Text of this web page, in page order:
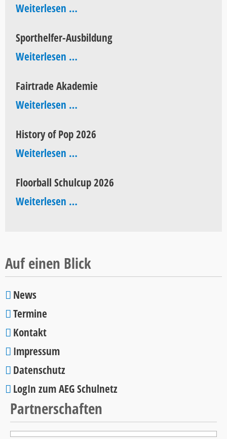
Weiterlesen …bergwärts
Sporthelfer-Ausbildung
Weiterlesen …Sporthelfer-
Fairtrade Akademie
Weiterlesen …Fairtrade
History of Pop 2026
Weiterlesen …History
Pop
2026
Floorball Schulcup 2026
Weiterlesen …Floorball
Auf einen Blick
Navigation
überspringen
News
Termine
Kontakt
Impressum
Datenschutz
LogIn zum AEG Schulnetz
Partnerschaften